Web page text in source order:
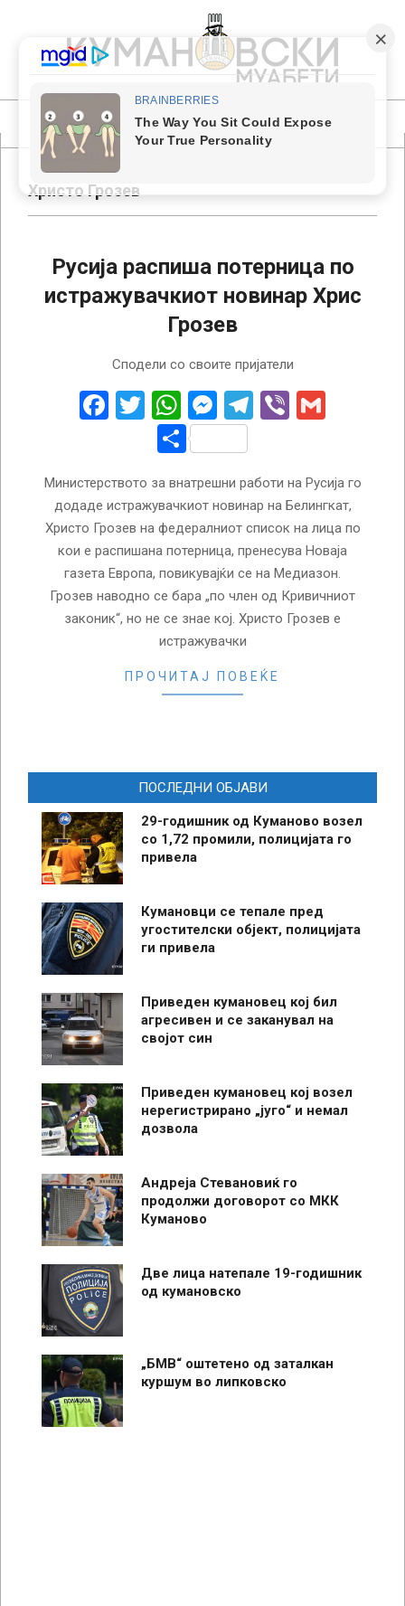
content
КУМАНОВСКИ
МУАБЕТИ
Primary
Navigation
MenuХристо Грозев
Русија распиша потерница по
истражувачкиот новинар Хрис
Грозев
Сподели со своите пријатели
Facebook
Twitter
WhatsApp
Messenger
Telegram
Viber
Share
Министерството за внатрешни работи на Русија го
додаде истражувачкиот новинар на Белингкат,
Христо Грозев на федералниот список на лица по
кои е распишана потерница, пренесува Новаја
газета Европа, повикувајќи се на Медиазон.
Грозев наводно се бара „по член од Кривичниот
законик“, но не се знае кој. Христо Грозев е
истражувачки
ПРОЧИТАЈ ПОВЕЌЕ
ПОСЛЕДНИ ОБЈАВИ
29-годишник од Куманово возел
со 1,72 промили, полицијата го
привела
Кумановци се тепале пред
угостителски објект, полицијата
ги привела
Приведен кумановец кој бил
агресивен и се заканувал на
својот син
Приведен кумановец кој возел
нерегистрирано „југо“ и немал
дозвола
Андреја Стевановиќ го
продолжи договорот со МКК
Куманово
Две лица натепале 19-годишник
од кумановско
„БМВ“ оштетено од заталкан
куршум во липковско